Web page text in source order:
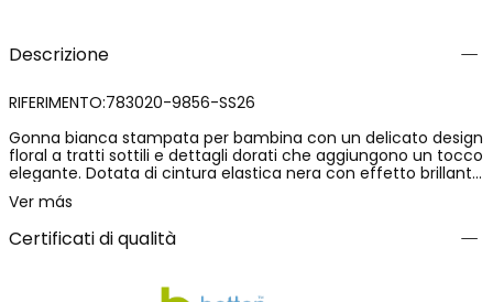
Descrizione
RIFERIMENTO:783020-9856-SS26
Gonna bianca stampata per bambina con un delicato design
floral a tratti sottili e dettagli dorati che aggiungono un tocco
elegante. Dotata di cintura elastica nera con effetto brillante
per una vestibilità comoda e pratica. Il taglio svasato e il
tessuto leggero offrono movimento e freschezza. Ideale da
abbinare con t-shirt basic, bluse o giacche in maglia,
creando look sofisticati e femminili.
Ver más
Certificati di qualità